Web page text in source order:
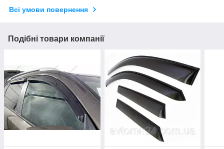
Всі умови повернення
Подібні товари компанії